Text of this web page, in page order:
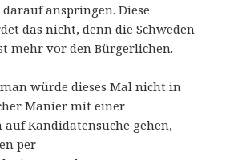
anspringen. Diese
das nicht, denn die Schweden
mehr vor den Bürgerlichen.
würde dieses Mal nicht in
Manier mit einer
Kandidatensuche gehen,
per